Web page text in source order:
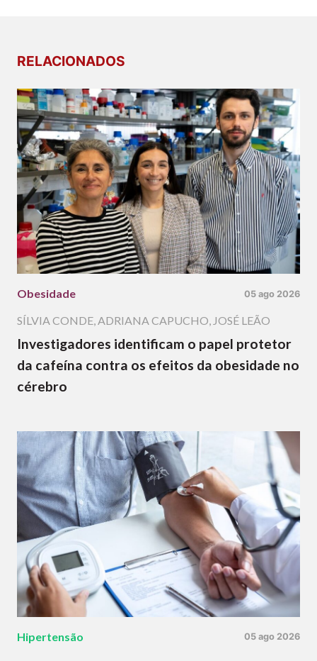
RELACIONADOS
Obesidade 05 ago 2026
SÍLVIA CONDE,ADRIANA CAPUCHO, JOSÉ LEÃO
Investigadores identificam o papel protetor
da cafeína contra os efeitos da obesidade no
cérebro
Hipertensão 05 ago 2026